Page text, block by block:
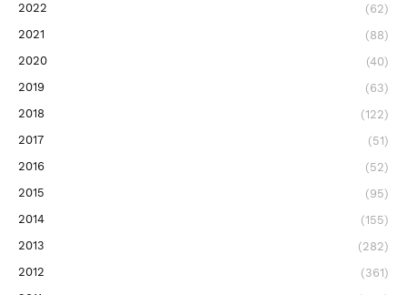
2022
(62)
2021
(88)
2020
(40)
2019
(63)
2018
(122)
2017
(51)
2016
(52)
2015
(95)
2014
(155)
2013
(282)
2012
(361)